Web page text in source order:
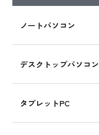
ノートパソコン
デスクトップパソコン
タブレットPC